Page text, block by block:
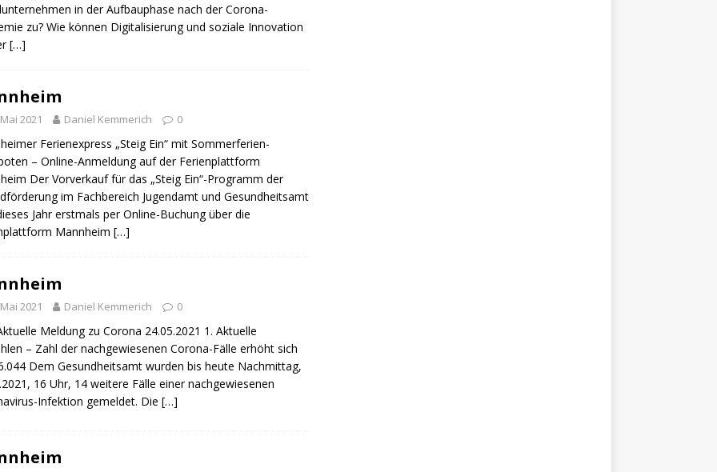
Blitzer / Geschwindigkeitsmessung für die KW 19 (05.05. –
gewinnt vor der Schweiz den Longines EEF Nations Cup im
Speyer / Brazzeltag
SPEYER
/ Speyer
SPEYER
(KCanG) BLAULICHTMELDUNGEN
in der Aufbauphase nach der Corona-
zu? Wie können Digitalisierung und soziale Innovation
[…]
2021 Daniel Kemmerich 0
Ferienexpress „Steig Ein“ mit Sommerferien-
– Online-Anmeldung auf der Ferienplattform
Der Vorverkauf für das „Steig Ein“-Programm der
im Fachbereich Jugendamt und Gesundheitsamt
Jahr erstmals per Online-Buchung über die
Mannheim […]
2021 Daniel Kemmerich 0
Meldung zu Corona 24.05.2021 1. Aktuelle
– Zahl der nachgewiesenen Corona-Fälle erhöht sich
Dem Gesundheitsamt wurden bis heute Nachmittag,
16 Uhr, 14 weitere Fälle einer nachgewiesenen
Infektion gemeldet. Die […]